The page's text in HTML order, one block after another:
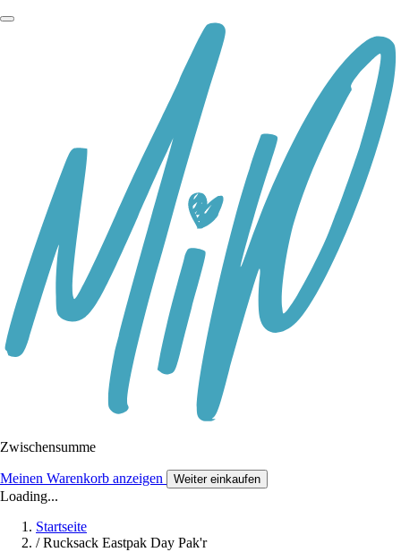
Zwischensumme
Meinen Warenkorb anzeigen Weiter einkaufen
Loading...
Startseite
/ Rucksack Eastpak Day Pak'r